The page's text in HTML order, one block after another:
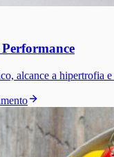
alcance a hipertrofia